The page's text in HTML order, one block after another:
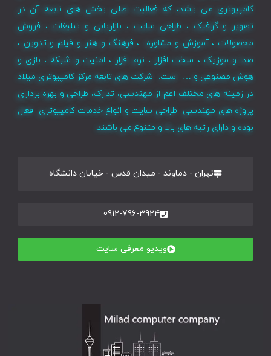
کامپیوتری می باشد، که فعالیت اصلی بخش های تابعه آن در
تصویر و گرافیک ، طراحی سایت ، بازاریابی و تبلیغات ، فروش
محصولات ، آموزش و مشاوره ، فرهنگ و هنر و فیلم و تدوین ،
صدا و موزیک ، سخت افزار ، نرم افزار ، امنیت و شبکه ، بازی و
هوش مصنوعی و … است. شرکت های تابعه مرکز کامپیوتری میلاد
در زمینه های مختلف اعم از مهندسی، تدارک، طراحی و بهره برداری
پروژه های مهندسی طراحی سایت و انواع خدمات کامپیوتری فعال
بوده و دارای رتبه های بالا و متنوع می باشند.
تهران - دماوند - میدان قدس - خیابان دانشگاه
0912-796-3924
ویدیو معرفی سایت